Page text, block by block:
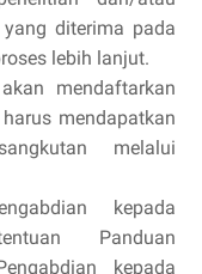
diterima pada
lebih lanjut.
mendaftarkan
mendapatkan
melalui
kepada
Panduan
kepada